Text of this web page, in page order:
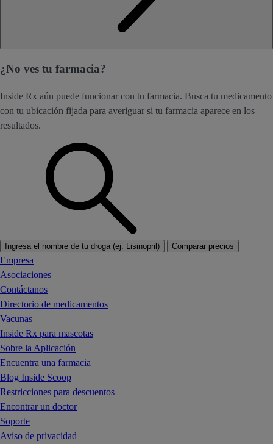
¿No ves tu farmacia?
Inside Rx aún puede funcionar con tu farmacia. Busca tu medicamento
con tu ubicación fijada para averiguar si tu farmacia aparece en los
resultados.
Ingresa el nombre de tu droga (ej. Lisinopril) Comparar precios
Empresa
Asociaciones
Contáctanos
Directorio de medicamentos
Vacunas
Inside Rx para mascotas
Sobre la Aplicación
Encuentra una farmacia
Blog Inside Scoop
Restricciones para descuentos
Encontrar un doctor
Soporte
Aviso de privacidad